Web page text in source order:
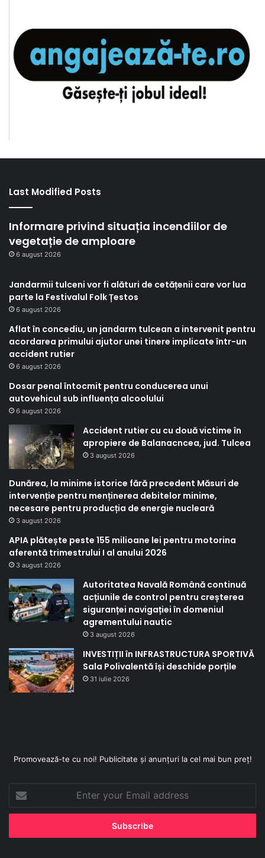
Last Modified Posts
Informare privind situația incendiilor de
vegetație de amploare
6 august 2026
Jandarmii tulceni vor fi alături de cetățenii care vor lua
parte la Festivalul Folk Țestos
6 august 2026
Aflat în concediu, un jandarm tulcean a intervenit pentru
acordarea primului ajutor unei tinere implicate într-un
accident rutier
6 august 2026
Dosar penal întocmit pentru conducerea unui
autovehicul sub influența alcoolului
6 august 2026
Accident rutier cu cu două victime în
apropiere de Balanacncea, jud. Tulcea
3 august 2026
Dunărea, la minime istorice fără precedent Măsuri de
intervenție pentru menținerea debitelor minime,
necesare pentru producția de energie nucleară
3 august 2026
APIA plătește peste 155 milioane lei pentru motorina
aferentă trimestrului I al anului 2026
3 august 2026
Autoritatea Navală Română continuă
acțiunile de control pentru creșterea
siguranței navigației în domeniul
agrementului nautic
3 august 2026
INVESTIȚII în INFRASTRUCTURA SPORTIVĂ
Sala Polivalentă își deschide porțile
31 iulie 2026
Promovează-te cu noi! Publicitate și anunțuri la cel mai bun preț!
your
Email